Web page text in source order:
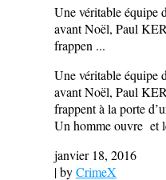
Une véritable équipe
avant Noël, Paul
frappen ...
Une véritable équipe
avant Noël, Paul
frappent à la porte
Un homme ouvre et
janvier 18, 2016
| byCrimeX